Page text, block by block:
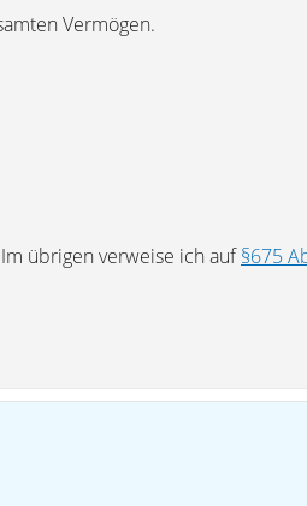
Vermögen.
übrigen verweise ich auf§675